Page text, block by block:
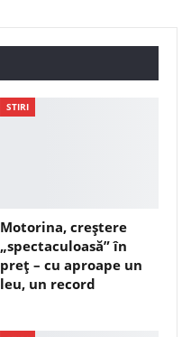
STIRI
Motorina, creștere
„spectaculoasă” în
preț – cu aproape un
leu, un record